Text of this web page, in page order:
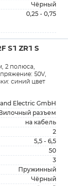
Чёрный
0,25 - 0,75
S1 ZR1 S
2 полюса,
50V,
синий цвет
Electric GmbH
разъем
на кабель
2
5,5 - 6,5
50
3
Пружинный
Чёрный